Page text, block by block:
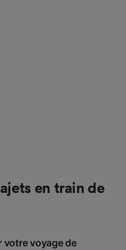
en train de
votre voyage de